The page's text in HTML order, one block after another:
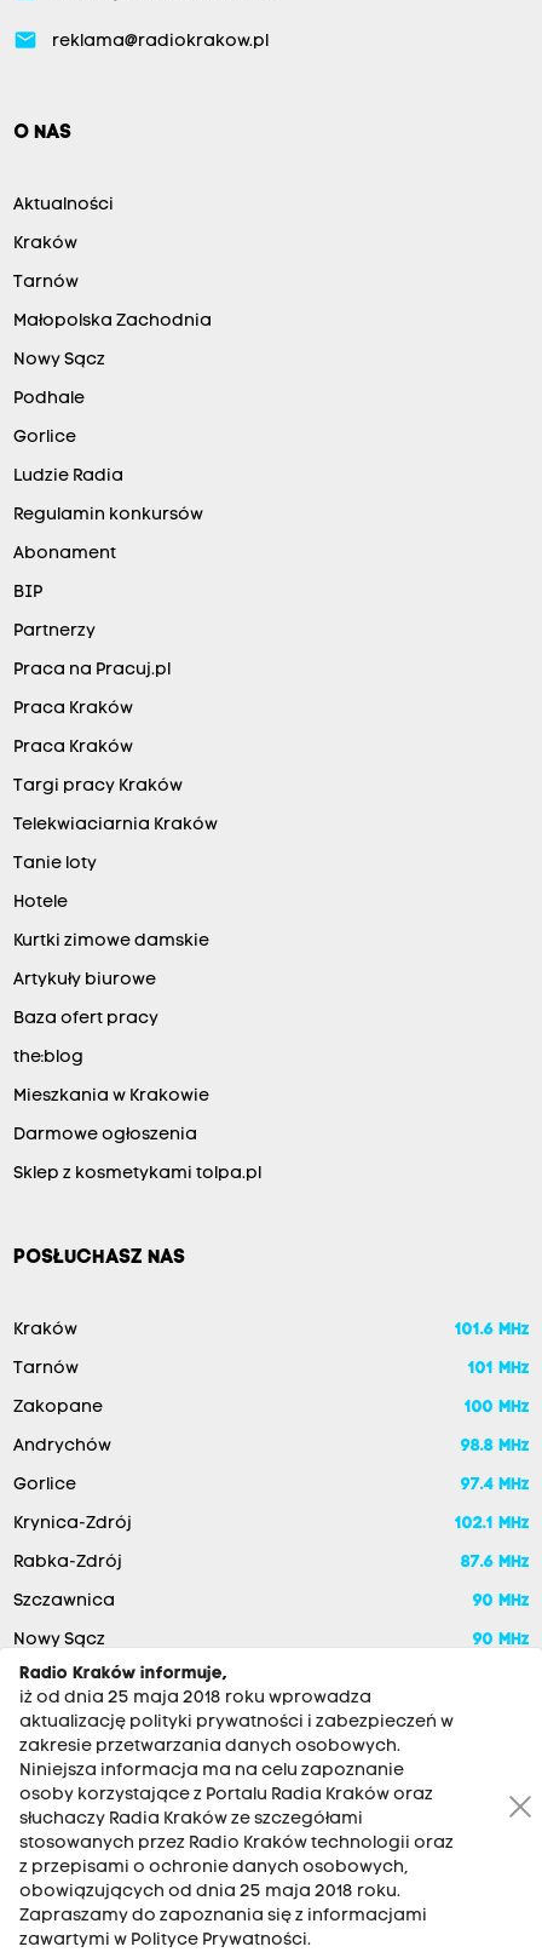
email reklama@radiokrakow.pl
O NAS
Aktualności
Kraków
Tarnów
Małopolska Zachodnia
Nowy Sącz
Podhale
Gorlice
Ludzie Radia
Regulamin konkursów
Abonament
BIP
Partnerzy
Praca na Pracuj.pl
Praca Kraków
Praca Kraków
Targi pracy Kraków
Telekwiaciarnia Kraków
Tanie loty
Hotele
Kurtki zimowe damskie
Artykuły biurowe
Baza ofert pracy
the:blog
Mieszkania w Krakowie
Darmowe ogłoszenia
Sklep z kosmetykami tolpa.pl
POSŁUCHASZ NAS
Kraków 101.6 MHz
Tarnów 101 MHz
Zakopane 100 MHz
Andrychów 98.8 MHz
Gorlice 97.4 MHz
Krynica-Zdrój 102.1 MHz
Rabka-Zdrój 87.6 MHz
Szczawnica 90 MHz
Nowy Sącz 90 MHz
RADIO KRAKÓW SA. Aleja Juliusza Słowackiego 22, 30-007
Kraków
Antena: 12 200 33 33
Radio Kraków informuje,
iż od dnia 25 maja 2018 roku wprowadza
aktualizację polityki prywatności i zabezpieczeń w
zakresie przetwarzania danych osobowych.
Niniejsza informacja ma na celu zapoznanie
osoby korzystające z Portalu Radia Kraków oraz
słuchaczy Radia Kraków ze szczegółami
stosowanych przez Radio Kraków technologii oraz
z przepisami o ochronie danych osobowych,
obowiązujących od dnia 25 maja 2018 roku.
Zapraszamy do zapoznania się z informacjami
zawartymi w Polityce Prywatności.